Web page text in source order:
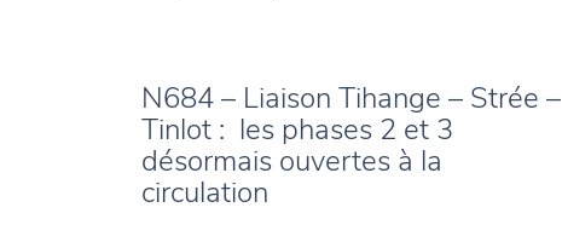
N684 – Liaison Tihange – Strée –
Tinlot : les phases 2 et 3
désormais ouvertes à la
circulation